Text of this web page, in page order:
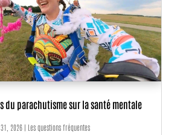
du parachutisme sur la santé mentale
2026| Les questions fréquentes